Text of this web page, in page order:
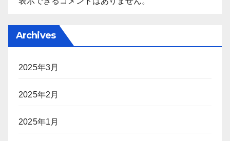
Archives
2025年3月
2025年2月
2025年1月